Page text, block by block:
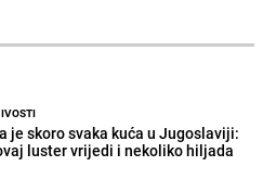
je skoro svaka kuća u Jugoslaviji:
luster vrijedi i nekoliko hiljada